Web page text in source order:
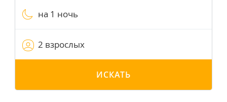
на 1 ночь
2 взрослых
ИСКАТЬ